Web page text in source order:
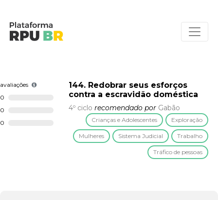
avaliações
0
0
0
144. Redobrar seus esforços
contra a escravidão doméstica
4º ciclo recomendado por Gabão
Crianças e Adolescentes Exploração
Mulheres Sistema Judicial Trabalho
Tráfico de pessoas